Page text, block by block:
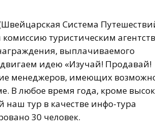
Система
туристическим
выплачиваемого
идею «Изучай! Продавай!
менеджеров, имеющих
В любое время года, кроме
тур в качестве инфо-тура
30 человек.